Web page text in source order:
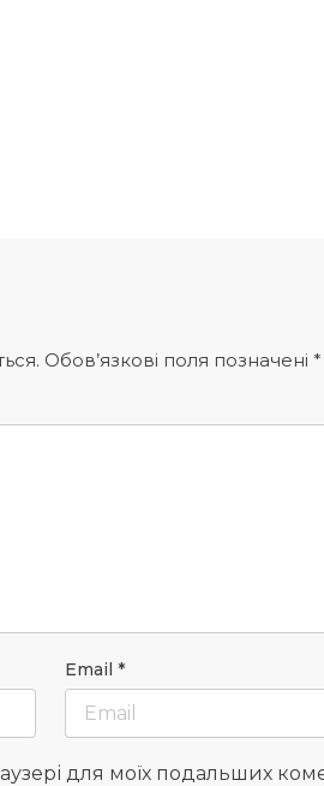
Обов’язкові поля позначені *
Email *
для моїх подальших